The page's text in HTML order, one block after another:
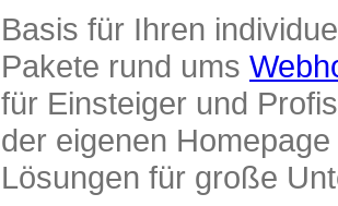
Basis für Ihren
Pakete rund ums
für Einsteiger und
der eigenen
Lösungen für große